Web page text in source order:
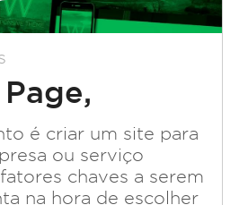
(Multiple) ou
é criar um site para
ou serviço
chaves a serem
na hora de escolher